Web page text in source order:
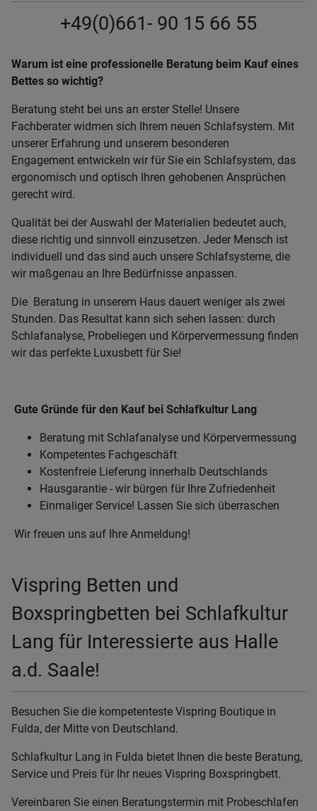
+49(0)661- 90 15 66 55
Warum ist eine professionelle Beratung beim Kauf eines
Bettes so wichtig?
Beratung steht bei uns an erster Stelle! Unsere
Fachberater widmen sich Ihrem neuen Schlafsystem. Mit
unserer Erfahrung und unserem besonderen
Engagement entwickeln wir für Sie ein Schlafsystem, das
ergonomisch und optisch Ihren gehobenen Ansprüchen
gerecht wird.
Qualität bei der Auswahl der Materialien bedeutet auch,
diese richtig und sinnvoll einzusetzen. Jeder Mensch ist
individuell und das sind auch unsere Schlafsysteme, die
wir maßgenau an Ihre Bedürfnisse anpassen.
Die Beratung in unserem Haus dauert weniger als zwei
Stunden. Das Resultat kann sich sehen lassen: durch
Schlafanalyse, Probeliegen und Körpervermessung finden
wir das perfekte Luxusbett für Sie!
Gute Gründe für den Kauf bei Schlafkultur Lang
Beratung mit Schlafanalyse und Körpervermessung
Kompetentes Fachgeschäft
Kostenfreie Lieferung innerhalb Deutschlands
Hausgarantie - wir bürgen für Ihre Zufriedenheit
Einmaliger Service! Lassen Sie sich überraschen
Wir freuen uns auf Ihre Anmeldung!
Vispring Betten und
Boxspringbetten bei Schlafkultur
Lang für Interessierte aus Halle
a.d. Saale!
Besuchen Sie die kompetenteste Vispring Boutique in
Fulda, der Mitte von Deutschland.
Schlafkultur Lang in Fulda bietet Ihnen die beste Beratung,
Service und Preis für Ihr neues Vispring Boxspringbett.
Vereinbaren Sie einen Beratungstermin mit Probeschlafen